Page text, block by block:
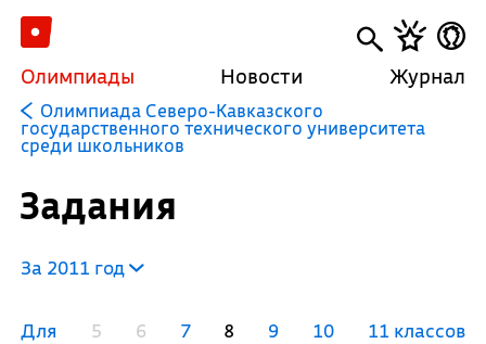
Олимпиады Новости Журнал
Олимпиада Северо-Кавказского
государственного технического университета
среди школьников
Задания
За 2011 год
Для 5 6 7 8 9 10 11 классов